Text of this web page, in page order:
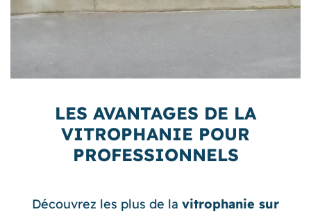
LES AVANTAGES DE LA
VITROPHANIE POUR
PROFESSIONNELS
Découvrez les plus de la vitrophanie sur